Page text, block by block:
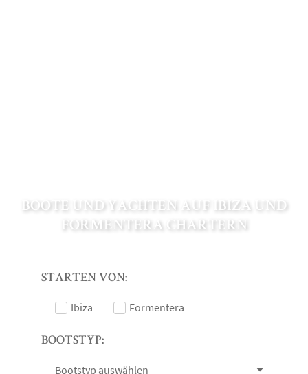
BOOTE UND YACHTEN AUF IBIZA UND
FORMENTERA CHARTERN
STARTEN VON:
Ibiza Formentera
BOOTSTYP:
Bootstyp auswählen